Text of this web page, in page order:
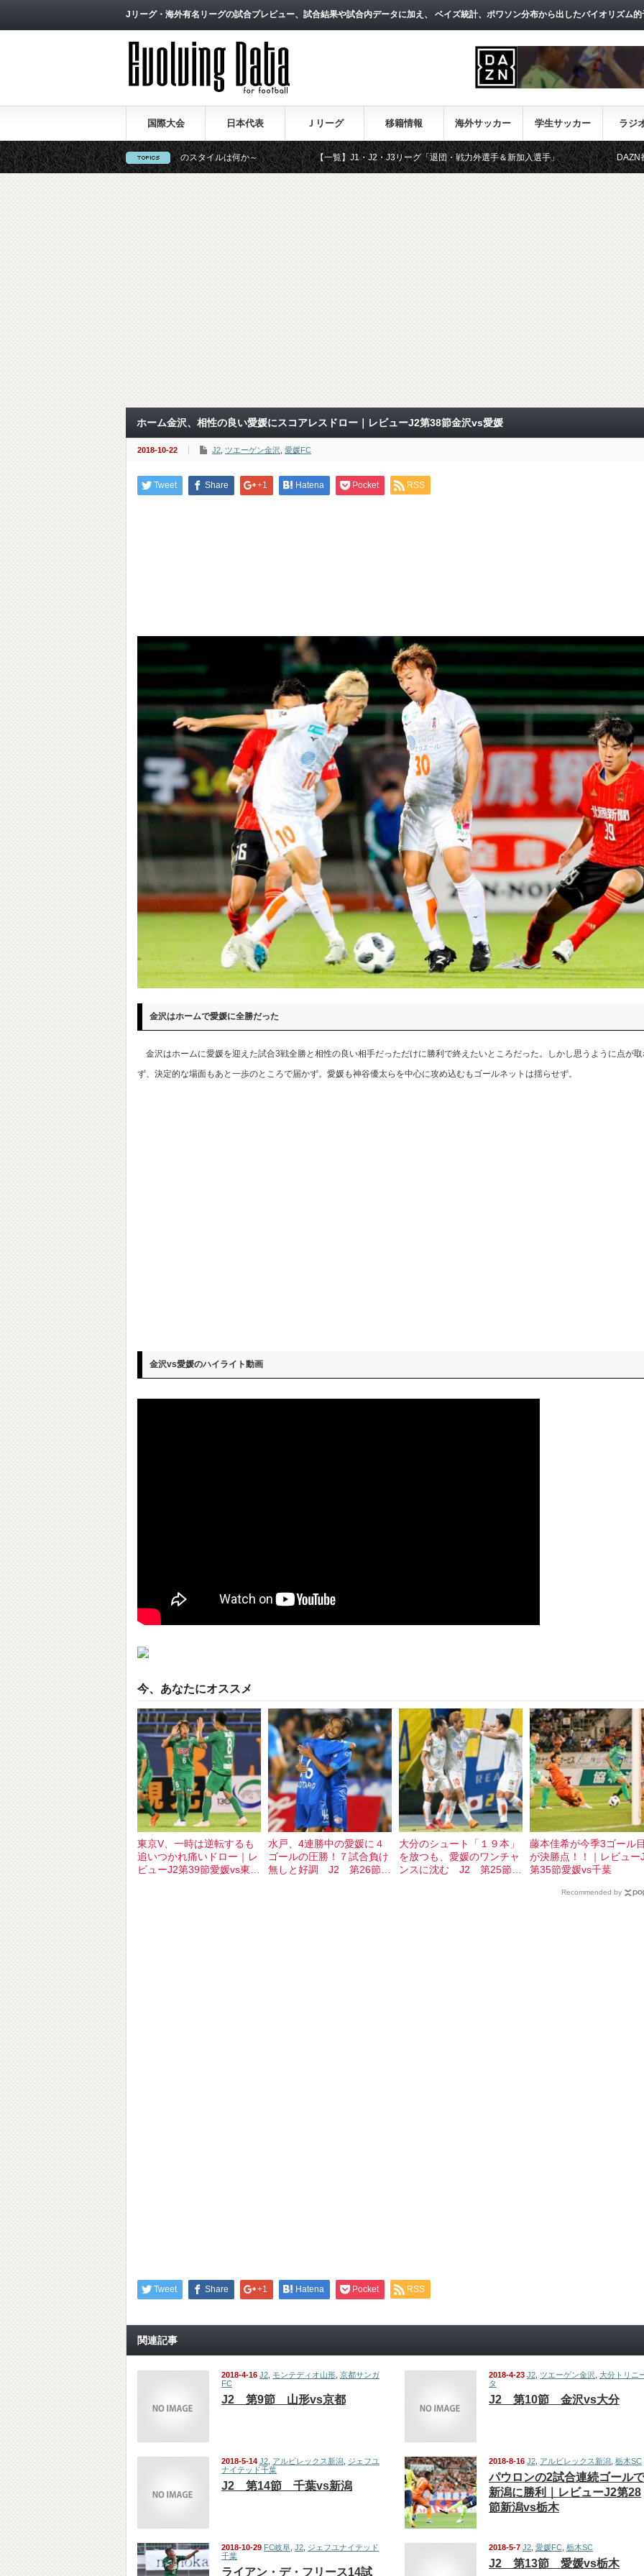
Jリーグ・海外有名リーグの試合プレビュー、試合結果や試合内データに加え、 ベイズ統計、ポワソン分布から出したバイオリズム
国際大会 日本代表 Ｊリーグ 移籍情報 海外サッカー 学生サッカー ラジ
～西野朗新監督がサッカーのスタイルは何か～ 【一覧】J1・J2・J3リーグ「退団・戦力外選手＆新加入選手」 DAZN番組・日程表
ホーム金沢、相性の良い愛媛にスコアレスドロー｜レビューJ2第38節金沢vs愛媛
2018-10-22 J2 ツエーゲン金沢 愛媛FC
Tweet Share +1 Hatena Pocket RSS
金沢はホームで愛媛に全勝だった
金沢はホームに愛媛を迎えた試合3戦全勝と相性の良い相手だっただけに勝利で終えたいところだった。しかし思うように点が
ず、決定的な場面もあと一歩のところで届かず。愛媛も神谷優太らを中心に攻め込むもゴールネットは揺らせず。
金沢vs愛媛のハイライト動画
今、あなたにオススメ
東京V、一時は逆転するも
追いつかれ痛いドロー｜レ
ビューJ2第39節愛媛vs東京
水戸、4連勝中の愛媛に４
ゴールの圧勝！７試合負け
無しと好調 J2 第26節
大分のシュート「１９本」
を放つも、愛媛のワンチャ
ンスに沈む J2 第25節
藤本佳希が今季3ゴール
が決勝点！！｜レビュー
第35節愛媛vs千葉
Recommended by
Tweet Share +1 Hatena Pocket RSS
関連記事
2018-4-16 J2 モンテディオ山形 京都サンガ
FC
J2 第9節 山形vs京都
2018-4-23 J2 ツエーゲン金沢 大分トリニ
タ
J2 第10節 金沢vs大分
2018-5-14 J2 アルビレックス新潟 ジェフユ
ナイテッド千葉
J2 第14節 千葉vs新潟
2018-8-16 J2 アルビレックス新潟 栃木SC
パウロンの2試合連続ゴールで
新潟に勝利｜レビューJ2第28
節新潟vs栃木
2018-10-29 FC岐阜 J2 ジェフユナイテッド
千葉
ライアン・デ・フリース14試
2018-5-7 J2 愛媛FC 栃木SC
J2 第13節 愛媛vs栃木